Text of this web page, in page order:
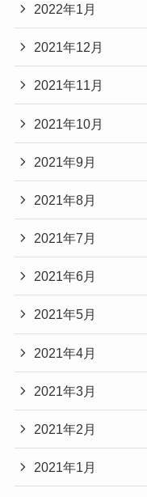
2022年1月
2021年12月
2021年11月
2021年10月
2021年9月
2021年8月
2021年7月
2021年6月
2021年5月
2021年4月
2021年3月
2021年2月
2021年1月